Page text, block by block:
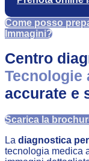
Come posso
Immagini?
Centro
Tecnologie
accurate e
Scarica la
La diagnostica
tecnologia medica